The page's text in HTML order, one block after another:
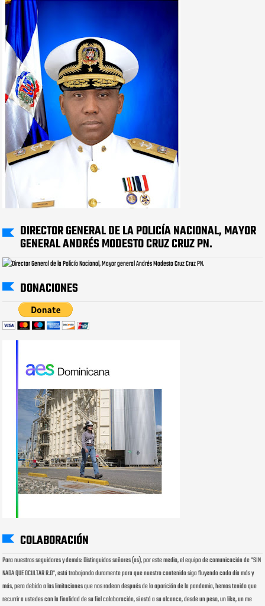
DIRECTOR GENERAL DE LA POLICÍA NACIONAL, MAYOR
GENERAL ANDRÉS MODESTO CRUZ CRUZ PN.
DONACIONES
COLABORACIÓN
Para nuestros seguidores y demás: Distinguidos señores (as), por este medio, el equipo de comunicación de "SIN
NADA QUE OCULTAR R.D", está trabajando duramente para que nuestro contenido siga fluyendo cada día más y
más, pero debido a las limitaciones que nos rodean después de la aparición de la pandemia, hemos tenido que
recurrir a ustedes con la finalidad de su fiel colaboración, si está a su alcance, desde un peso, un like, un me